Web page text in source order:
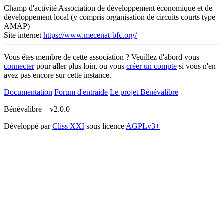
Champ d'activité Association de développement économique et de
développement local (y compris organisation de circuits courts type
AMAP)
Site internet https://www.mecenat-bfc.org/
Vous êtes membre de cette association ? Veuillez d'abord vous
connecterpour aller plus loin, ou vous créer un compte si vous n'en
avez pas encore sur cette instance.
Documentation Forum d'entraide Le projet Bénévalibre
Bénévalibre – v2.0.0
Développé parCliss XXI sous licence AGPLv3+